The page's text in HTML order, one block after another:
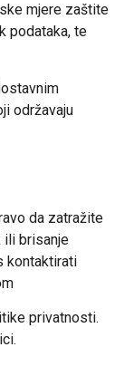
mjere zaštite
podataka, te
održavaju
da zatražite
ili brisanje
kontaktirati
privatnosti.